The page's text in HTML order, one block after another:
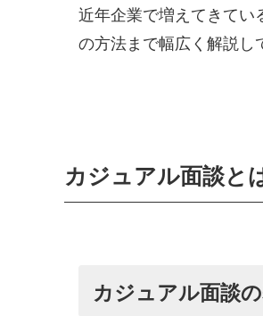
近年企業で増えてきて
の方法まで幅広く解説し
カジュアル面談と
カジュアル面談